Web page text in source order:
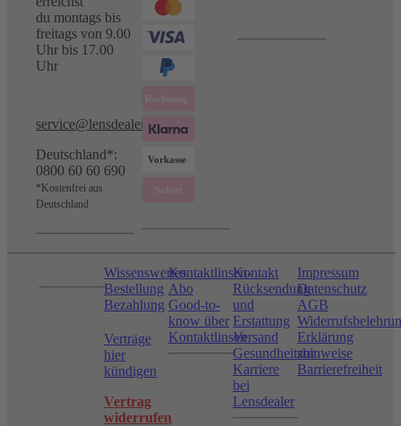
du montags bis
freitags von 9.00
Uhr bis 17.00
Uhr
service@lensdealer.com
Deutschland*:
0800 60 60 690
*Kostenfrei aus
Deutschland
Wissenswertes
Bestellung
Bezahlung
Verträge
hier
kündigen
Vertrag
widerrufen
Kontaktlinsen-
Abo
Good-to-
know über
Kontaktlinsen
Kontakt
Rücksendung
und
Erstattung
Versand
Gesundheitshinweise
Karriere
bei
Lensdealer
Impressum
Datenschutz
AGB
Erklärung
zur
Barrierefreiheit